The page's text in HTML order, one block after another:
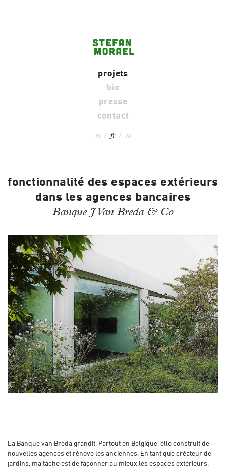
projets
bio
presse
contact
nl/ fr/ en
fonctionnalité des espaces extérieurs
dans les agences bancaires
Banque J Van Breda & Co
La Banque van Breda grandit. Partout en Belgique, elle construit de
nouvelles agences et rénove les anciennes. En tant que créateur de
jardins, ma tâche est de façonner au mieux les espaces extérieurs.